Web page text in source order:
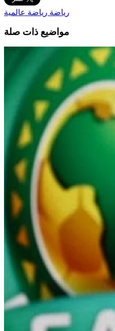
رياضة رياضة عالمية
مواضيع ذات صلة